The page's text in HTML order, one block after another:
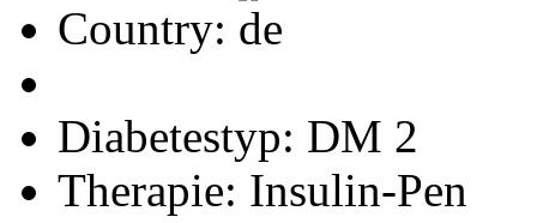
Country:
Diabetestyp: DM 2
Therapie: Insulin-Pen